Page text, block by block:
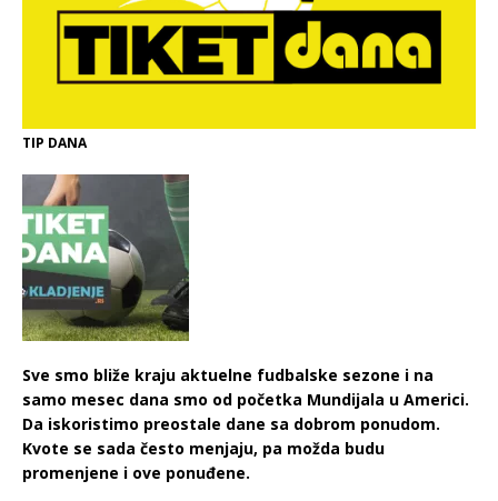
TIP DANA
Sve smo bliže kraju aktuelne fudbalske sezone i na
samo mesec dana smo od početka Mundijala u Americi.
Da iskoristimo preostale dane sa dobrom ponudom.
Kvote se sada često menjaju, pa možda budu
promenjene i ove ponuđene.